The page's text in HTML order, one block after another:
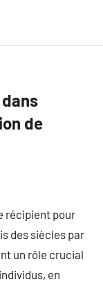
de
récipient pour
des siècles par
un rôle crucial
en